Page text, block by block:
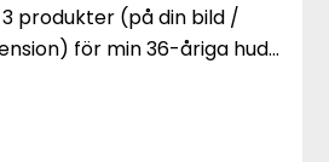
produkter (på din bild /
för min 36-åriga hud…